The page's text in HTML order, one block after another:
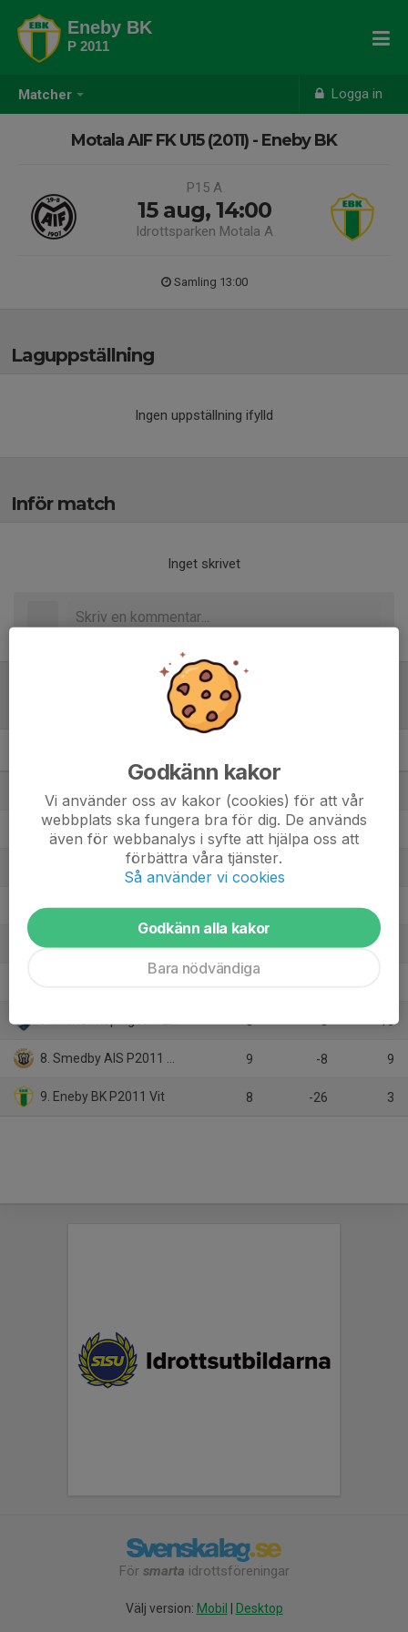
Matcher Logga in
Eneby BK
P 2011
Motala AIF FK U15 (2011) - Eneby BK
P15 A
15 aug, 14:00
Idrottsparken Motala A
Samling 13:00
Laguppställning
Ingen uppställning ifylld
Inför match
Inget skrivet
2. Åtvidabergs FF P11 8 8
3. Katrineholms SK FK 8
4. Stångebro United BK 2011 8 7
5. BK Derby Svart 8 0
8 -3 10
8. Smedby AIS P2011 Svart 9 -8 9
9. Eneby BK P2011 Vit 8 -26 3
För smarta idrottsföreningar
Välj version: Mobil Desktop
Godkänn kakor
Vi använder oss av kakor (cookies) för att vår
webbplats ska fungera bra för dig. De används
även för webbanalys i syfte att hjälpa oss att
förbättra våra tjänster.
Så använder vi cookies
Godkänn alla kakor
Bara nödvändiga